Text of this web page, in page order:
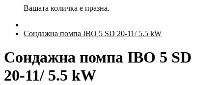
Вашата количка е празна.
Сондажна помпа IBO 5 SD 20-11/ 5.5 kW
Сондажна помпа IBO 5 SD
20-11/ 5.5 kW